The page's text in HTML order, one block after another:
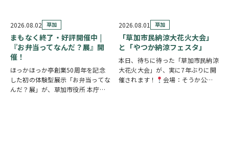
の一部を学習スペースとして開放し
ています。 予約不要・先着順で利
用できる施設が多く…
謎を解きながら、行方不明となった
「ある条例…
2026.08.02 草加
まもなく終了・好評開催中 |
『お弁当ってなんだ？展』開
催！
ほっかほっか亭創業50周年を記念
した初の体験型展示「お弁当ってな
んだ？展」が、草加市役所 本庁舎1
2026.08.01 草加
「草加市民納涼大花火大会」
と「やつか納涼フェスタ」
本日、待ちに待った「草加市民納涼
大花火大会」が、実に7年ぶりに開
催されます！
会場：そうか公園